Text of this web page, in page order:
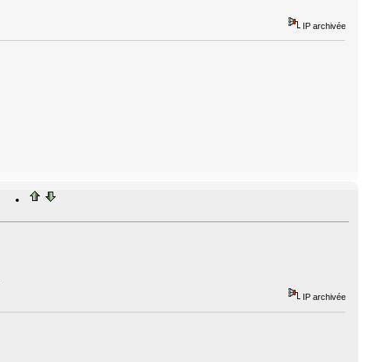
IP archivée
IP archivée